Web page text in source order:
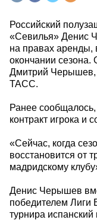
Российский
«Севилья» Денис
на правах аренды,
окончании сезона.
Дмитрий Черышев,
ТАСС.
Ранее
контракт игрока и
«Сейчас, когда
восстановится от
мадридскому
Денис Черышев
победителем
турнира